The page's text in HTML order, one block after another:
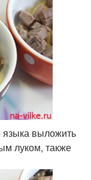
языка выложить
луком, также